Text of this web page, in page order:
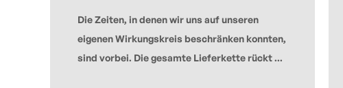
Die Zeiten, in denen wir uns auf unseren
eigenen Wirkungskreis beschränken konnten,
sind vorbei. Die gesamte Lieferkette rückt ...